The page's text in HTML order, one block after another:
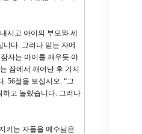
시고 아이의 부모와 세
다. 그러나 믿는 자에
자는 아이를 깨우듯 야
잠에서 깨어난 후 기지
56절을 보십시오. “그
하고 놀랐습니다. 그러나
키는 자들을 예수님은